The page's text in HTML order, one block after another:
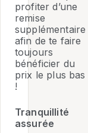
profiter d’une
remise
supplémentaire
afin de te faire
toujours
bénéficier du
prix le plus bas
!
Tranquillité
assurée